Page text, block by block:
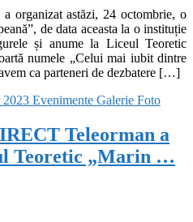
organizat astăzi, 24 octombrie, o
de data aceasta la o instituție
și anume la Liceul Teoretic
numele „Celui mai iubit dintre
ca parteneri de dezbatere […]
2023 Evenimente Galerie Foto
Teleorman a
Teoretic „Marin …